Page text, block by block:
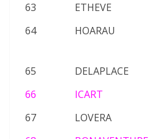
63
ETHEVE
64
HOARAU
65 DELAPLACE
66
ICART
67
LOVERA